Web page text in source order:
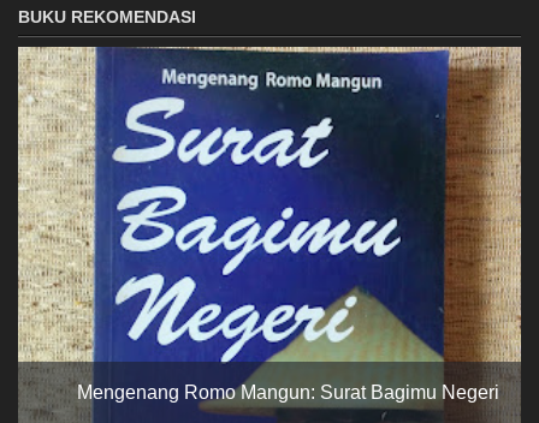
BUKU REKOMENDASI
Mengenang Romo Mangun: Surat Bagimu Negeri